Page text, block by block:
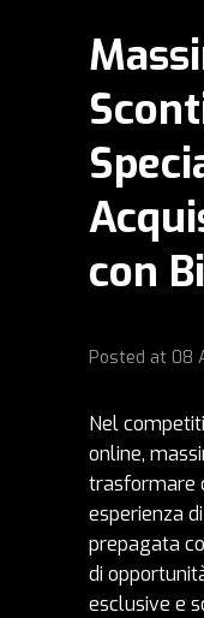
con
Posted at 08
Nel
online,
trasformare
esperienza
prepagata
di
esclusive e